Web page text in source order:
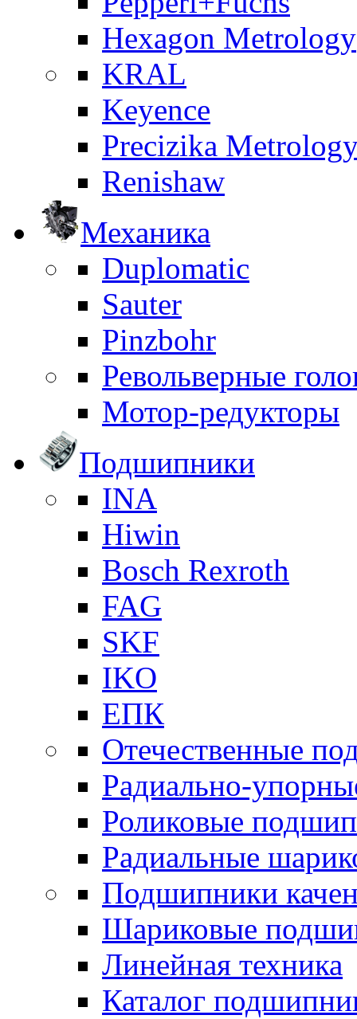
Hexagon Metrology
KRAL
Keyence
Precizika
Renishaw
Механика
Duplomatic
Sauter
Pinzbohr
Револьверные
Мотор-редукторы
Подшипники
INA
Hiwin
Bosch Rexroth
FAG
SKF
IKO
ЕПК
Отечественные
Радиально-
Роликовые
Радиальные
Подшипники
Шариковые
Линейная техника
Каталог